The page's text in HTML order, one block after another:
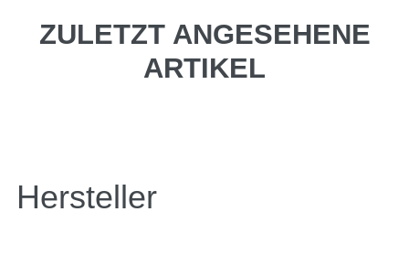
ZULETZT ANGESEHENE
ARTIKEL
Hersteller